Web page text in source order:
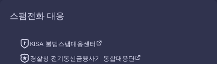
스팸전화 대응
KISA 불법스팸대응센터
경찰청 전기통신금융사기 통합대응단